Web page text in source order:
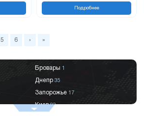
Подробнее
5 6 › »
Бровары 1
Днепр 35
Запорожье 17
Киев83